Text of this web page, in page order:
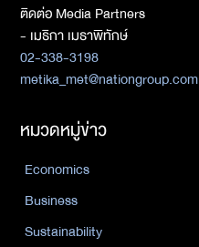
ติดต่อ Media Partners
- เมธิกา เมธาพิทักษ์
02-338-3198
metika_met@nationgroup.com
หมวดหมู่ข่าว
Economics
Business
Sustainability